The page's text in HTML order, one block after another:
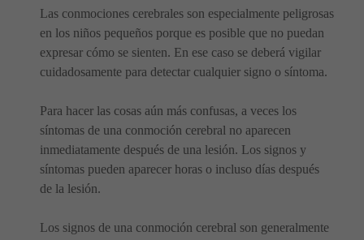
Las conmociones cerebrales son especialmente peligrosas
en los niños pequeños porque es posible que no puedan
expresar cómo se sienten. En ese caso se deberá vigilar
cuidadosamente para detectar cualquier signo o síntoma.
Para hacer las cosas aún más confusas, a veces los
síntomas de una conmoción cerebral no aparecen
inmediatamente después de una lesión. Los signos y
síntomas pueden aparecer horas o incluso días después
de la lesión.
Los signos de una conmoción cerebral son generalmente